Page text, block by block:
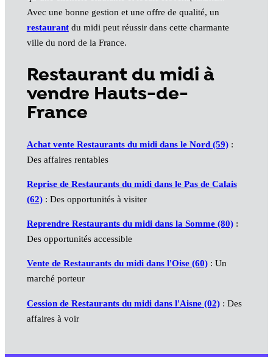
Avec une bonne gestion et une offre de qualité, un
restaurantdu midi peut réussir dans cette charmante
ville du nord de la France.
Restaurant du midi à
vendre Hauts-de-
France
Achat vente Restaurants du midi dans le Nord (59):
Des affaires rentables
Reprise de Restaurants du midi dans le Pas de Calais
(62): Des opportunités à visiter
Reprendre Restaurants du midi dans la Somme (80):
Des opportunités accessible
Vente de Restaurants du midi dans l'Oise (60): Un
marché porteur
Cession de Restaurants du midi dans l'Aisne (02): Des
affaires à voir